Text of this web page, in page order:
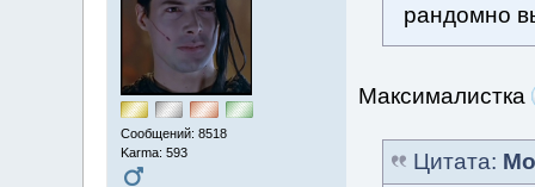
Сообщений: 8518
Karma: 593
рандомно
Максималистка
Цитата: